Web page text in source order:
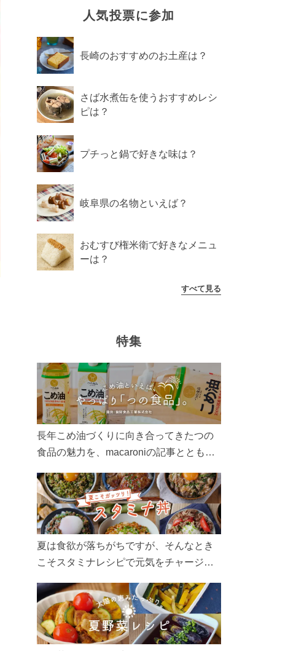
人気投票に参加
長崎のおすすめのお土産は？
さば水煮缶を使うおすすめレシ
ピは？
プチっと鍋で好きな味は？
岐阜県の名物といえば？
おむすび権米衛で好きなメニュ
ーは？
すべて見る
特集
長年こめ油づくりに向き合ってきたつの
食品の魅力を、macaroniの記事とともに
ん、製造現場や品質へのこだわりまで。
こめ油をもっと好きになるコンテンツを
ぜひお楽しみください。
夏は食欲が落ちがちですが、そんなとき
こそスタミナレシピで元気をチャージ！
リ食べて、夏バテを吹き飛ばしましょ
う！